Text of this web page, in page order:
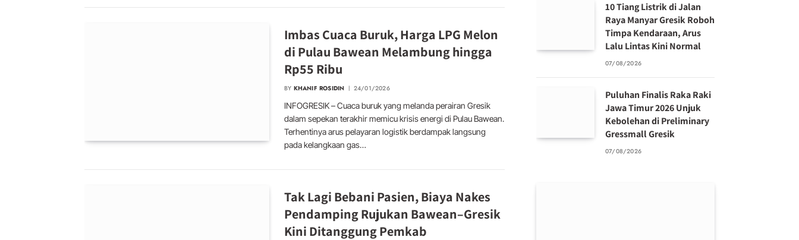
Imbas Cuaca Buruk, Harga LPG Melon
di Pulau Bawean Melambung hingga
Rp55 Ribu
BY KHANIF ROSIDIN 24/01/2026
INFOGRESIK – Cuaca buruk yang melanda perairan Gresik
dalam sepekan terakhir memicu krisis energi di Pulau Bawean.
Terhentinya arus pelayaran logistik berdampak langsung
pada kelangkaan gas…
Tak Lagi Bebani Pasien, Biaya Nakes
Pendamping Rujukan Bawean–Gresik
Kini Ditanggung Pemkab
10 Tiang Listrik di Jalan
Raya Manyar Gresik Roboh
Timpa Kendaraan, Arus
Lalu Lintas Kini Normal
07/08/2026
Puluhan Finalis Raka Raki
Jawa Timur 2026 Unjuk
Kebolehan di Preliminary
Gressmall Gresik
07/08/2026